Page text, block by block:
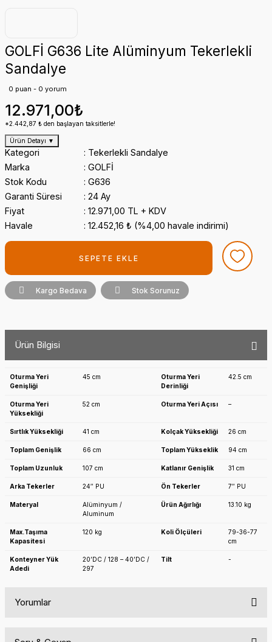
GOLFİ G636 Lite Alüminyum Tekerlekli
Sandalye
0 puan - 0 yorum
12.971,00₺
*2.442,87 ₺ den başlayan taksitlerle!
Ürün Detayı ▼
Kategori
Tekerlekli Sandalye
Marka
GOLFİ
Stok Kodu
G636
Garanti Süresi
24 Ay
Fiyat
12.971,00 TL + KDV
Havale
12.452,16 ₺ (%4,00 havale indirimi)
SEPETE EKLE
Kargo Bedava Stok Sorunuz
Ürün Bilgisi
Oturma Yeri
Genişliği
45 cm
Oturma Yeri
Derinliği
42.5 cm
Oturma Yeri
Yüksekliği
52 cm Oturma Yeri Açısı –
Sırtlık Yüksekliği 41 cm Kolçak Yüksekliği 26 cm
Toplam Genişlik 66 cm Toplam Yükseklik 94 cm
Toplam Uzunluk 107 cm Katlanır Genişlik 31 cm
Arka Tekerler 24″ PU Ön Tekerler 7″ PU
Materyal
Alüminyum /
Aluminum
Ürün Ağırlığı 13.10 kg
Max.Taşıma
Kapasitesi
120 kg Koli Ölçüleri
79-36-77
cm
Konteyner Yük
Adedi
20’DC / 128 – 40’DC /
297
Tilt -
Yorumlar